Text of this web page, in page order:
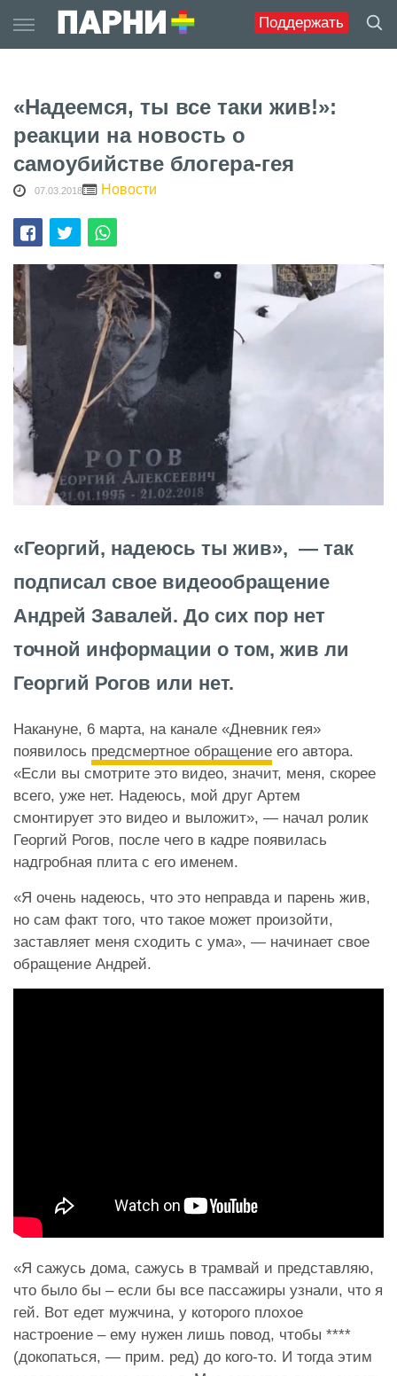
Поддержать
to
content
«Надеемся, ты все таки жив!»:
реакции на новость о
самоубийстве блогера-гея
07.03.2018 Новости
«Георгий, надеюсь ты жив», — так
подписал свое видеообращение
Андрей Завалей. До сих пор нет
точной информации о том, жив ли
Георгий Рогов или нет.
Накануне, 6 марта, на канале «Дневник гея»
появилось предсмертное обращение его автора.
«Если вы смотрите это видео, значит, меня, скорее
всего, уже нет. Надеюсь, мой друг Артем
смонтирует это видео и выложит», — начал ролик
Георгий Рогов, после чего в кадре появилась
надгробная плита с его именем.
«Я очень надеюсь, что это неправда и парень жив,
но сам факт того, что такое может произойти,
заставляет меня сходить с ума», — начинает свое
обращение Андрей.
«Я сажусь дома, сажусь в трамвай и представляю,
что было бы – если бы все пассажиры узнали, что я
гей. Вот едет мужчина, у которого плохое
настроение – ему нужен лишь повод, чтобы ****
(докопаться, — прим. ред) до кого-то. И тогда этим